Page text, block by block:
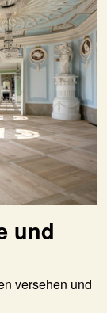
und
versehen und